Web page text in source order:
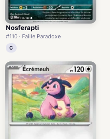
Nosferapti
#110 · Faille Paradoxe
C